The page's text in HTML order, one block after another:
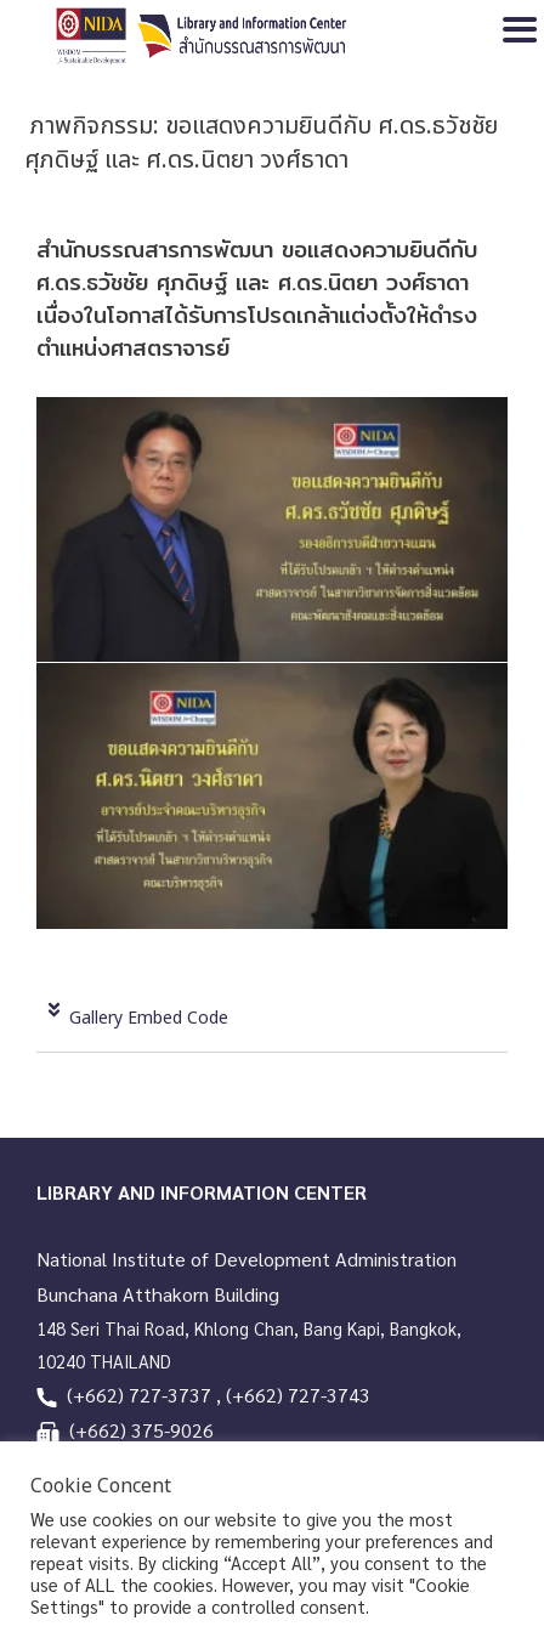
ภาพกิจกรรม: ขอแสดงความยินดีกับ ศ.ดร.ธวัชชัย
ศุภดิษฐ์ และ ศ.ดร.นิตยา วงศ์ธาดา
สำนักบรรณสารการพัฒนา ขอแสดงความยินดีกับ
ศ.ดร.ธวัชชัย ศุภดิษฐ์ และ ศ.ดร.นิตยา วงศ์ธาดา
เนื่องในโอกาสได้รับการโปรดเกล้าแต่งตั้งให้ดำรง
ตำแหน่งศาสตราจารย์
Gallery Embed Code
LIBRARY AND INFORMATION CENTER
National Institute of Development Administration
Bunchana Atthakorn Building
148 Seri Thai Road, Khlong Chan, Bang Kapi, Bangkok,
10240 THAILAND
(+662) 727-3737 , (+662) 727-3743
(+662) 375-9026
Line OA
Cookie Concent
We use cookies on our website to give you the most
relevant experience by remembering your preferences and
repeat visits. By clicking “Accept All”, you consent to the
use of ALL the cookies. However, you may visit "Cookie
Settings" to provide a controlled consent.